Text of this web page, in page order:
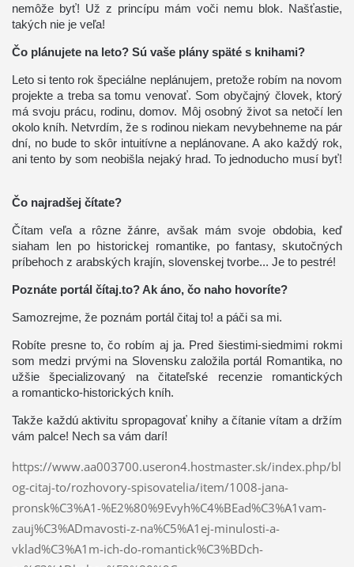
nemôže byť! Už z princípu mám voči nemu blok. Našťastie,
takých nie je veľa!
Čo plánujete na leto? Sú vaše plány späté s knihami?
Leto si tento rok špeciálne neplánujem, pretože robím na novom
projekte a treba sa tomu venovať. Som obyčajný človek, ktorý
má svoju prácu, rodinu, domov. Môj osobný život sa netočí len
okolo kníh. Netvrdím, že s rodinou niekam nevybehneme na pár
dní, no bude to skôr intuitívne a neplánovane. A ako každý rok,
ani tento by som neobišla nejaký hrad. To jednoducho musí byť!
Čo najradšej čítate?
Čítam veľa a rôzne žánre, avšak mám svoje obdobia, keď
siaham len po historickej romantike, po fantasy, skutočných
príbehoch z arabských krajín, slovenskej tvorbe... Je to pestré!
Poznáte portál čítaj.to? Ak áno, čo naho hovoríte?
Samozrejme, že poznám portál čitaj to! a páči sa mi.
Robíte presne to, čo robím aj ja. Pred šiestimi-siedmimi rokmi
som medzi prvými na Slovensku založila portál Romantika, no
užšie špecializovaný na čitateľské recenzie romantických
a romanticko-historických kníh.
Takže každú aktivitu spropagovať knihy a čítanie vítam a držím
vám palce! Nech sa vám darí!
https://www.aa003700.useron4.hostmaster.sk/index.php/bl
og-citaj-to/rozhovory-spisovatelia/item/1008-jana-
pronsk%C3%A1-%E2%80%9Evyh%C4%BEad%C3%A1vam-
zauj%C3%ADmavosti-z-na%C5%A1ej-minulosti-a-
vklad%C3%A1m-ich-do-romantick%C3%BDch-